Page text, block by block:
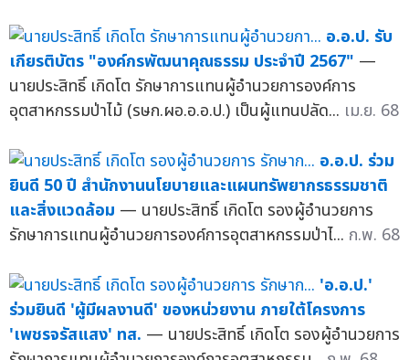
อ.อ.ป. รับ
เกียรติบัตร "องค์กรพัฒนาคุณธรรม ประจำปี 2567" —
นายประสิทธิ์ เกิดโต รักษาการแทนผู้อำนวยการองค์การ
อุตสาหกรรมป่าไม้ (รษก.ผอ.อ.อ.ป.) เป็นผู้แทนปลัด... เม.ย. 68
อ.อ.ป. ร่วม
ยินดี 50 ปี สำนักงานนโยบายและแผนทรัพยากรธรรมชาติ
และสิ่งแวดล้อม — นายประสิทธิ์ เกิดโต รองผู้อำนวยการ
รักษาการแทนผู้อำนวยการองค์การอุตสาหกรรมป่าไ... ก.พ. 68
'อ.อ.ป.'
ร่วมยินดี 'ผู้มีผลงานดี' ของหน่วยงาน ภายใต้โครงการ
'เพชรจรัสแสง' ทส. — นายประสิทธิ์ เกิดโต รองผู้อำนวยการ